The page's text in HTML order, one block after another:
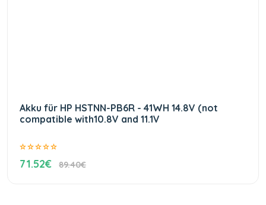
Akku für HP HSTNN-PB6R - 41WH 14.8V (not
compatible with10.8V and 11.1V
71.52€ 89.40€